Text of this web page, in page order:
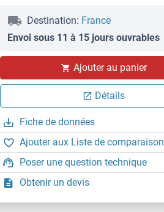
Destination: France
Envoi sous 11 à 15 jours ouvrables
Ajouter au panier
Détails
Fiche de données
Ajouter aux Liste de comparaison
Poser une question technique
Obtenir un devis